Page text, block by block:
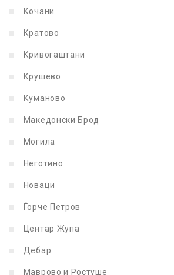
Кочани
Кратово
Кривогаштани
Крушево
Куманово
Македонски Брод
Могила
Неготино
Новаци
Ѓорче Петров
Центар Жупа
Дебар
Маврово и Ростуше